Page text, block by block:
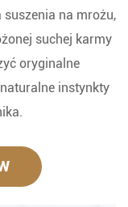
suszenia na mrożu,
suchej karmy
oryginalne
instynkty